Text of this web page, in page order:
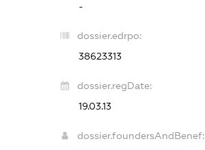
-
dossier.edrpo:
38623313
dossier.regDate:
19.03.13
dossier.foundersAndBenef: